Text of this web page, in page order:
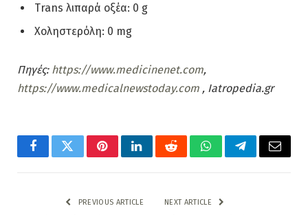
Trans λιπαρά οξέα: 0 g
Χοληστερόλη: 0 mg
Πηγές: https://www.medicinenet.com,
https://www.medicalnewstoday.com , Iatropedia.gr
FacebookTwitterPinterestLinkedInRedditWhatsAppTelegramEmail
PREVIOUS ARTICLE NEXT ARTICLE